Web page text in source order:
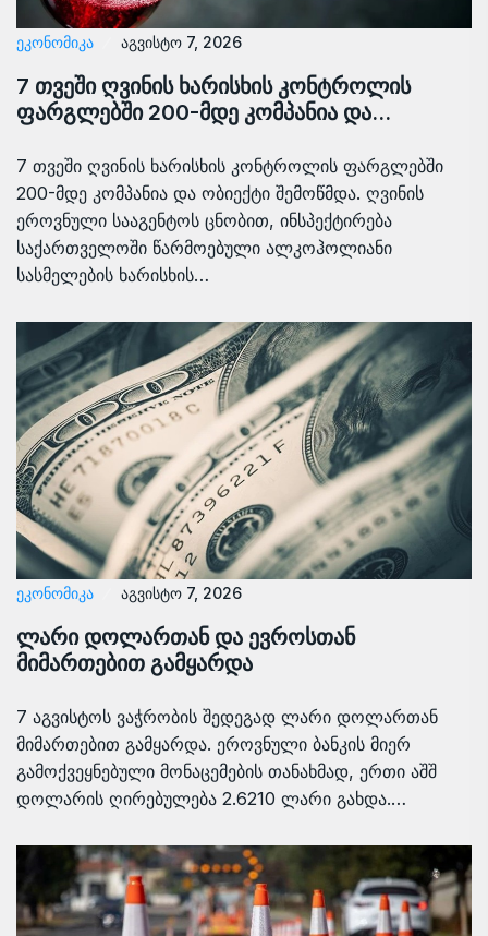
ᲔᲙᲝᲜᲝᲛᲘᲙᲐ აგვისტო 7, 2026
7 თვეში ღვინის ხარისხის კონტროლის
ფარგლებში 200-მდე კომპანია და…
7 თვეში ღვინის ხარისხის კონტროლის ფარგლებში
200-მდე კომპანია და ობიექტი შემოწმდა. ღვინის
ეროვნული სააგენტოს ცნობით, ინსპექტირება
საქართველოში წარმოებული ალკოჰოლიანი
სასმელების ხარისხის…
ᲔᲙᲝᲜᲝᲛᲘᲙᲐ აგვისტო 7, 2026
ლარი დოლართან და ევროსთან
მიმართებით გამყარდა
7 აგვისტოს ვაჭრობის შედეგად ლარი დოლართან
მიმართებით გამყარდა. ეროვნული ბანკის მიერ
გამოქვეყნებული მონაცემების თანახმად, ერთი აშშ
დოლარის ღირებულება 2.6210 ლარი გახდა.…